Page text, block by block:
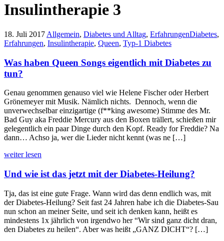
Insulintherapie 3
18. Juli 2017 Allgemein, Diabetes und Alltag, ErfahrungenDiabetes,
Erfahrungen, Insulintherapie, Queen, Typ-1 Diabetes
Was haben Queen Songs eigentlich mit Diabetes zu
tun?
Genau genommen genauso viel wie Helene Fischer oder Herbert
Grönemeyer mit Musik. Nämlich nichts. Dennoch, wenn die
unverwechselbar einzigartige (f**king awesome) Stimme des Mr.
Bad Guy aka Freddie Mercury aus den Boxen trällert, schießen mir
gelegentlich ein paar Dinge durch den Kopf. Ready for Freddie? Na
dann… Achso ja, wer die Lieder nicht kennt (was ne […]
weiter lesen
Und wie ist das jetzt mit der Diabetes-Heilung?
Tja, das ist eine gute Frage. Wann wird das denn endlich was, mit
der Diabetes-Heilung? Seit fast 24 Jahren habe ich die Diabetes-Sau
nun schon an meiner Seite, und seit ich denken kann, heißt es
mindestens 1x jährlich von irgendwo her “Wir sind ganz dicht dran,
den Diabetes zu heilen“. Aber was heißt „GANZ DICHT“? […]